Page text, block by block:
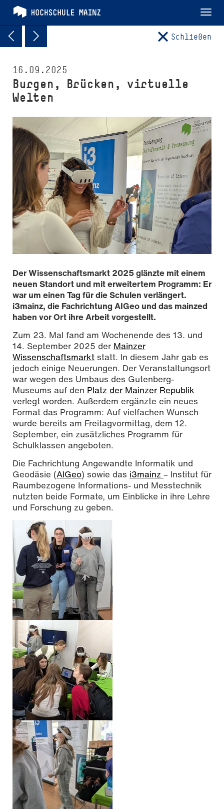
Schließen
16.09.2025
Burgen, Brücken, virtuelle
Welten
Schülerin mit VR-Brille beim WiMa für Schulen, Foto:
Nicole Bruhn, CC BY SA 4.0
Der Wissenschaftsmarkt 2025 glänzte mit einem
neuen Standort und mit erweitertem Programm: Er
war um einen Tag für die Schulen verlängert.
i3mainz, die Fachrichtung AIGeo und das mainzed
haben vor Ort ihre Arbeit vorgestellt.
Zum 23. Mal fand am Wochenende des 13. und
14. September 2025 der Mainzer
Wissenschaftsmarkt statt. In diesem Jahr gab es
jedoch einige Neuerungen. Der Veranstaltungsort
war wegen des Umbaus des Gutenberg-
Museums auf den Platz der Mainzer Republik
verlegt worden. Außerdem ergänzte ein neues
Format das Programm: Auf vielfachen Wunsch
wurde bereits am Freitagvormittag, dem 12.
September, ein zusätzliches Programm für
Schulklassen angeboten.
Die Fachrichtung Angewandte Informatik und
Geodäsie (AIGeo) sowie das i3mainz – Institut für
Raumbezogene Informations- und Messtechnik
nutzten beide Formate, um Einblicke in ihre Lehre
und Forschung zu geben.